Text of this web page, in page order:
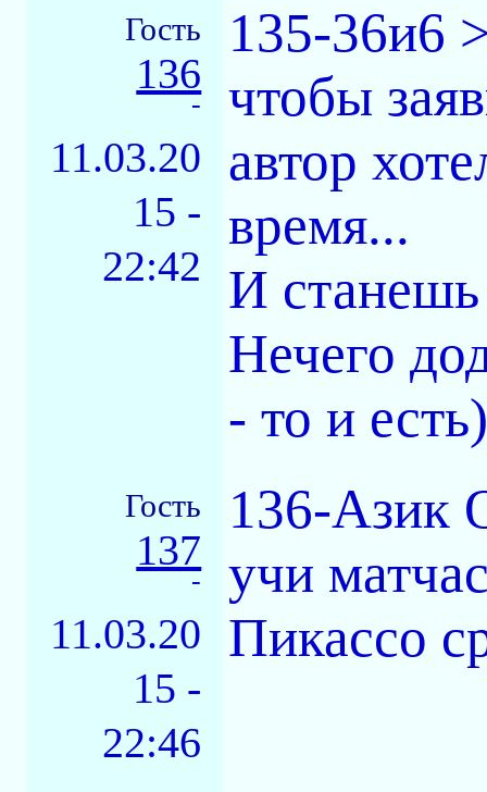
Гость
136
-
11.03.20
15 -
22:42
135-36и6
чтобы
автор
время...
И
Нечего
- то и
Гость
137
-
11.03.20
15 -
22:46
136-Азик
учи
Пикассо